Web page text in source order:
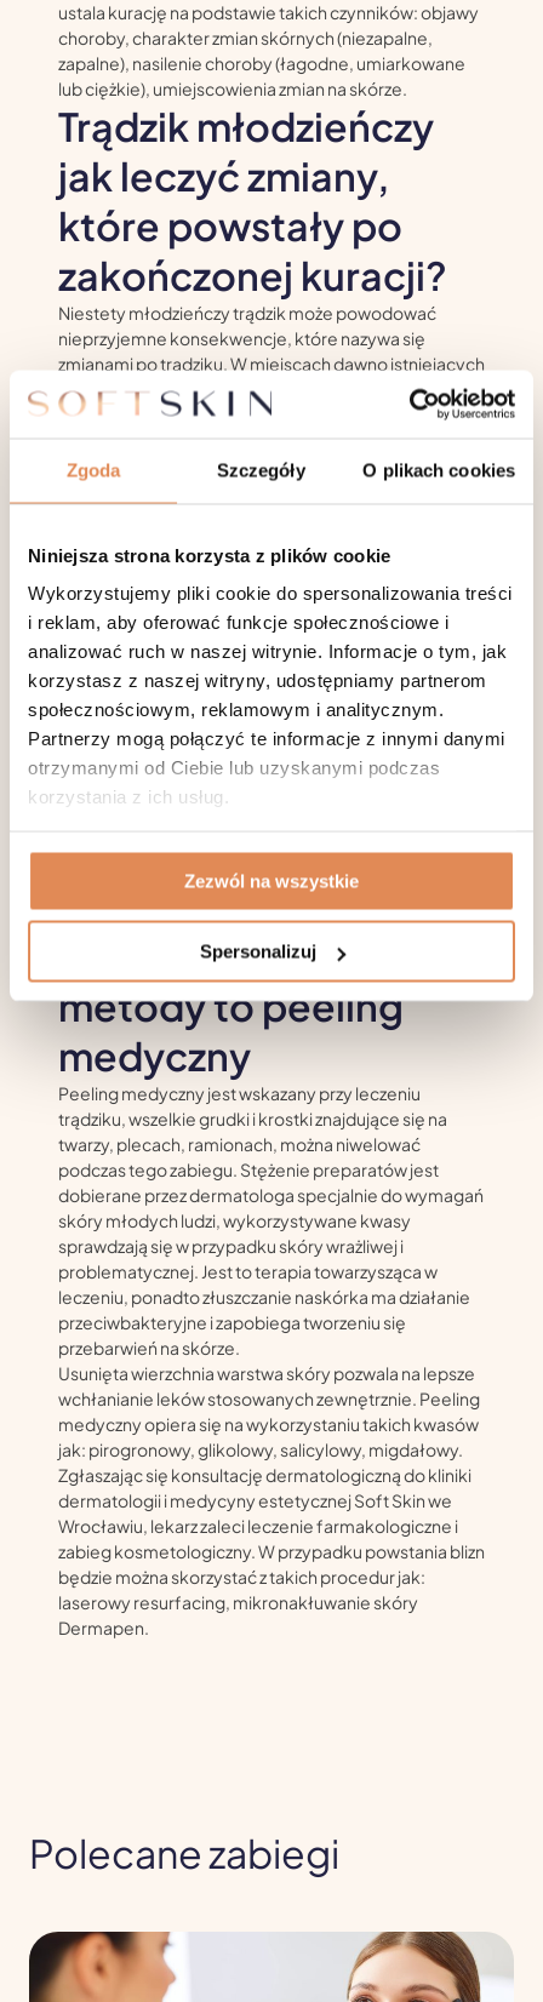
Zgoda Szczegóły O plikach cookies
Niniejsza strona korzysta z plików cookie
Wykorzystujemy pliki cookie do spersonalizowania treści
i reklam, aby oferować funkcje społecznościowe i
analizować ruch w naszej witrynie. Informacje o tym, jak
korzystasz z naszej witryny, udostępniamy partnerom
społecznościowym, reklamowym i analitycznym.
Partnerzy mogą połączyć te informacje z innymi danymi
otrzymanymi od Ciebie lub uzyskanymi podczas
korzystania z ich usług.
Zezwól na wszystkie
Spersonalizuj
ustala kurację na podstawie takich czynników: objawy
choroby, charakter zmian skórnych (niezapalne,
zapalne), nasilenie choroby (łagodne, umiarkowane
lub ciężkie), umiejscowienia zmian na skórze.
Trądzik młodzieńczy
jak leczyć zmiany,
które powstały po
zakończonej kuracji?
Niestety młodzieńczy trądzik może powodować
nieprzyjemne konsekwencje, które nazywa się
zmianami po trądziku. W miejscach dawno istniejących
elementów zapalnych z trądzikiem mogą pozostać
powiększone pory, plamy naczyniowe, pigmentacja i
przedłużony przebieg trądziku młodzieńczego,
wadę kosmetyczną, którą można naprawić jedynie za
pomocą zabiegów kosmetycznych.
Na trądzik
młodzieńczy leczenie
poprzez oczyszczanie
skóry
dermatologa, który może najpierw zlecić
przyjmowanie leków wewnętrznych (doustnych) i
zewnętrznych maści i kremów.
Najskuteczniejsze
metody to peeling
medyczny
Peeling medyczny jest wskazany przy leczeniu
trądziku, wszelkie grudki i krostki znajdujące się na
twarzy, plecach, ramionach, można niwelować
podczas tego zabiegu. Stężenie preparatów jest
dobierane przez dermatologa specjalnie do wymagań
skóry młodych ludzi, wykorzystywane kwasy
sprawdzają się w przypadku skóry wrażliwej i
problematycznej. Jest to terapia towarzysząca w
leczeniu, ponadto złuszczanie naskórka ma działanie
przeciwbakteryjne i zapobiega tworzeniu się
przebarwień na skórze.
Usunięta wierzchnia warstwa skóry pozwala na lepsze
wchłanianie leków stosowanych zewnętrznie. Peeling
medyczny opiera się na wykorzystaniu takich kwasów
jak: pirogronowy, glikolowy, salicylowy, migdałowy.
Zgłaszając się konsultację dermatologiczną do kliniki
dermatologii i medycyny estetycznej Soft Skin we
Wrocławiu, lekarz zaleci leczenie farmakologiczne i
zabieg kosmetologiczny. W przypadku powstania blizn
będzie można skorzystać z takich procedur jak:
laserowy resurfacing, mikronakłuwanie skóry
Dermapen.
Polecane zabiegi